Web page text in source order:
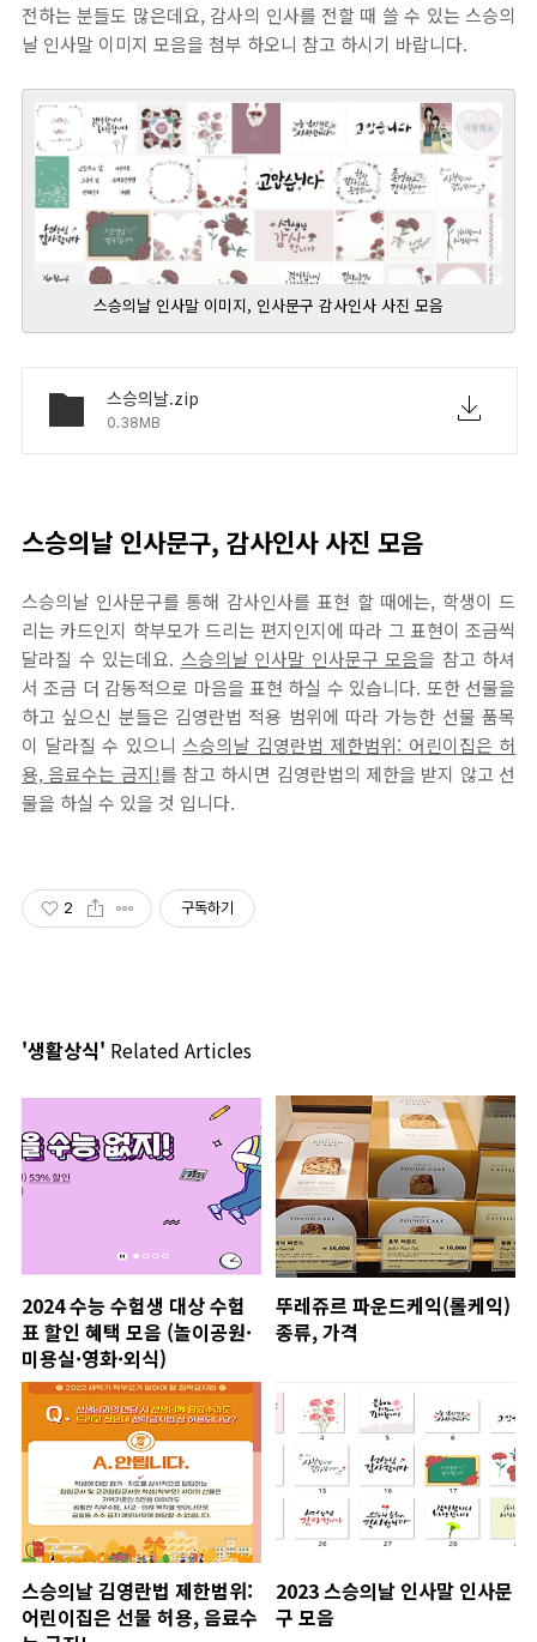
전하는 분들도 많은데요, 감사의 인사를 전할 때 쓸 수 있는 스승의
날 인사말 이미지 모음을 첨부 하오니 참고 하시기 바랍니다.
스승의날 인사말 이미지, 인사문구 감사인사 사진 모음
스승의날.zip
0.38MB
스승의날 인사문구, 감사인사 사진 모음
스승의날 인사문구를 통해 감사인사를 표현 할 때에는, 학생이 드
리는 카드인지 학부모가 드리는 편지인지에 따라 그 표현이 조금씩
달라질 수 있는데요. 스승의날 인사말 인사문구 모음을 참고 하셔
서 조금 더 감동적으로 마음을 표현 하실 수 있습니다. 또한 선물을
하고 싶으신 분들은 김영란법 적용 범위에 따라 가능한 선물 품목
이 달라질 수 있으니 스승의날 김영란법 제한범위: 어린이집은 허
용, 음료수는 금지!를 참고 하시면 김영란법의 제한을 받지 않고 선
물을 하실 수 있을 것 입니다.
2 구독하기
'생활상식' Related Articles
2024 수능 수험생 대상 수험
표 할인 혜택 모음 (놀이공원·
미용실·영화·외식)
뚜레쥬르 파운드케익(롤케익)
종류, 가격
스승의날 김영란법 제한범위:
어린이집은 선물 허용, 음료수
2023 스승의날 인사말 인사문
구 모음